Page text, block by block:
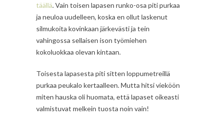
täällä. Vain toisen lapasen runko-osa piti purkaa
ja neuloa uudelleen, koska en ollut laskenut
silmukoita kovinkaan järkevästi ja tein
vahingossa sellaisen ison työmiehen
kokoluokkaa olevan kintaan.
Toisesta lapasesta piti sitten loppumetreillä
purkaa peukalo kertaalleen. Mutta hitsi vieköön
miten hauska oli huomata, että lapaset oikeasti
valmistuvat melkein tuosta noin vain!